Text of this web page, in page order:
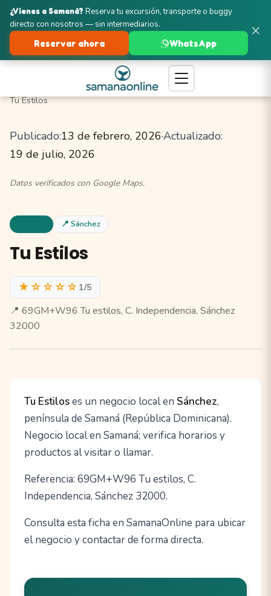
Turismo en Samaná Sánchez
Tiendas y Artesanías
Tu Estilos
Publicado:13 de febrero, 2026·Actualizado:
19 de julio, 2026
Datos verificados con Google Maps.
📍 Sánchez
Tu Estilos
★☆☆☆☆ 1/5
📍 69GM+W96 Tu estilos, C. Independencia, Sánchez
32000
Tu Estiloses un negocio local en Sánchez,
península de Samaná (República Dominicana).
Negocio local en Samaná; verifica horarios y
productos al visitar o llamar.
Referencia: 69GM+W96 Tu estilos, C.
Independencia, Sánchez 32000.
Consulta esta ficha en SamanaOnline para ubicar
el negocio y contactar de forma directa.
×
¿Vienes a Samaná? Reserva tu excursión, transporte o buggy
directo con nosotros — sin intermediarios.
Reservar ahora WhatsApp